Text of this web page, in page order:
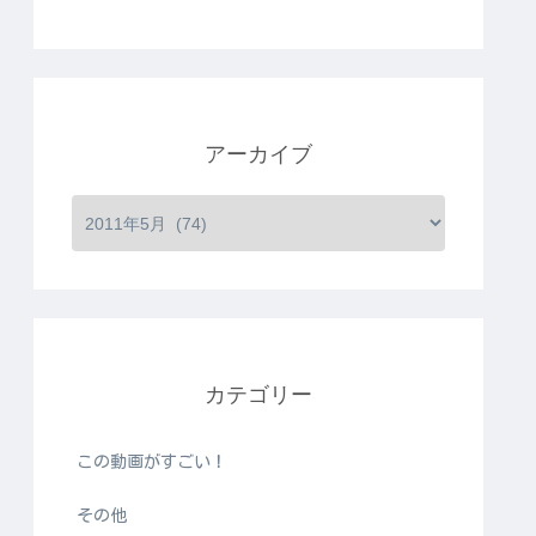
アーカイブ
カテゴリー
この動画がすごい！
その他